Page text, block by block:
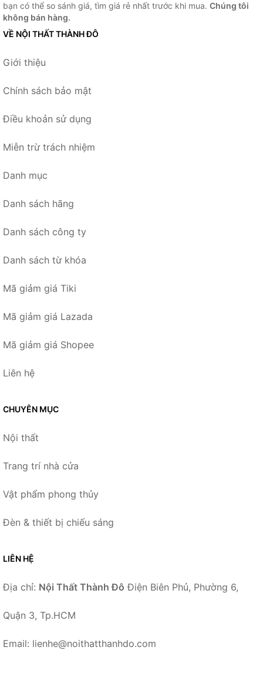
bạn có thể so sánh giá, tìm giá rẻ nhất trước khi mua. Chúng tôi
không bán hàng.
VỀ NỘI THẤT THÀNH ĐÔ
Giới thiệu
Chính sách bảo mật
Điều khoản sử dụng
Miễn trừ trách nhiệm
Danh mục
Danh sách hãng
Danh sách công ty
Danh sách từ khóa
Mã giảm giá Tiki
Mã giảm giá Lazada
Mã giảm giá Shopee
Liên hệ
CHUYÊN MỤC
Nội thất
Trang trí nhà cửa
Vật phẩm phong thủy
Đèn & thiết bị chiếu sáng
LIÊN HỆ
Địa chỉ: Nội Thất Thành Đô Điện Biên Phủ, Phường 6,
Quận 3, Tp.HCM
Email: lienhe@noithatthanhdo.com